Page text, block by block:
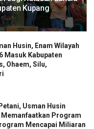
Kupang
Husin, Enam Wilayah
Masuk Kabupaten
Ohaem, Silu,
Usman Husin
Program
Mencapai Miliaran